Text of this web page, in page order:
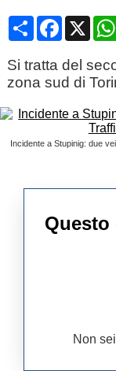
CondividiFacebook
X
Si tratta del
zona sud di
Incidente a Stupinig: due
Questo
Non